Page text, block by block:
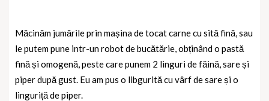
Măcinăm jumările prin mașina de tocat carne cu sită fină, sau
le putem pune intr-un robot de bucătărie, obținând o pastă
fină și omogenă, peste care punem 2 linguri de făină, sare și
piper după gust. Eu am pus o libgurită cu vârf de sare și o
linguriță de piper.